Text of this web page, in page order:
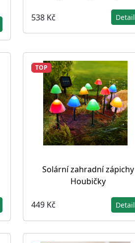
538 Kč Detail
TOP
Solární zahradní zápichy
Houbičky
449 Kč Detail